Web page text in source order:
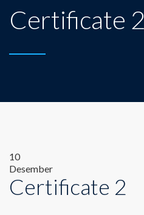
Certificate 2
10
Desember
Certificate 2